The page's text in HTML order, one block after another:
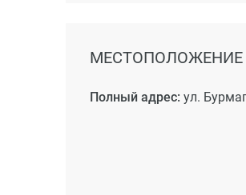
МЕСТОПОЛОЖЕНИЕ
Полный адрес: ул.